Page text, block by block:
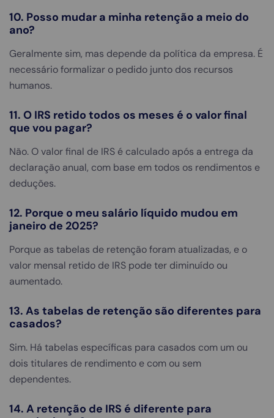
10. Posso mudar a minha retenção a meio do
ano?
Geralmente sim, mas depende da política da empresa. É
necessário formalizar o pedido junto dos recursos
humanos.
11. O IRS retido todos os meses é o valor final
que vou pagar?
Não. O valor final de IRS é calculado após a entrega da
declaração anual, com base em todos os rendimentos e
deduções.
12. Porque o meu salário líquido mudou em
janeiro de 2025?
Porque as tabelas de retenção foram atualizadas, e o
valor mensal retido de IRS pode ter diminuído ou
aumentado.
13. As tabelas de retenção são diferentes para
casados?
Sim. Há tabelas específicas para casados com um ou
dois titulares de rendimento e com ou sem
dependentes.
14. A retenção de IRS é diferente para